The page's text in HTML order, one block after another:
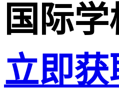
国际
立即获